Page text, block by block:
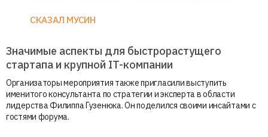
СКАЗАЛ МУСИН
Значимые аспекты для быстрорастущего
стартапа и крупной IT-компании
Организаторы мероприятия также пригласили выступить
именитого консультанта по стратегии и эксперта в области
лидерства Филиппа Гузенюка. Он поделился своими инсайтами с
гостями форума.